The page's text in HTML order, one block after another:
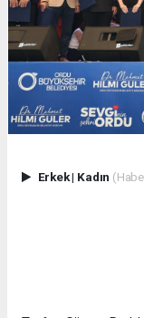
Erkek| Kadın